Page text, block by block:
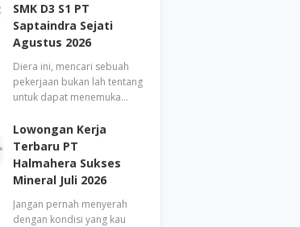
SMK D3 S1 PT
Saptaindra Sejati
Agustus 2026
Diera ini, mencari sebuah
pekerjaan bukan lah tentang
untuk dapat menemuka…
Lowongan Kerja
Terbaru PT
Halmahera Sukses
Mineral Juli 2026
Jangan pernah menyerah
dengan kondisi yang kau